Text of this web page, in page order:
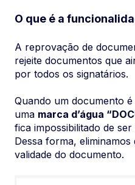
O que é a
A reprovação de
rejeite documentos que
por todos os signatários.
Quando um documento
uma marca d’água
fica impossibilitado de
Dessa forma,
validade do documento.